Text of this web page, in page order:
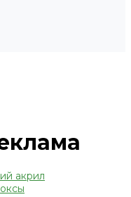
акрил